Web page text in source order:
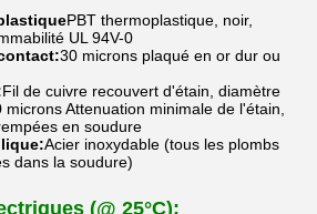
PBT thermoplastique, noir,
UL 94V-0
30 microns plaqué en or dur ou
Fil de cuivre recouvert d'étain, diamètre
Attenuation minimale de l'étain,
en soudure
Acier inoxydable (tous les plombs
dans la soudure)
(@ 25°C):